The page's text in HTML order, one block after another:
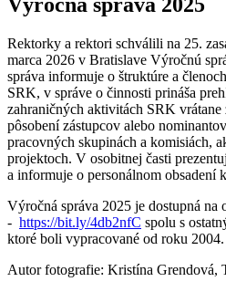
Výročná správa 2025
Rektorky a rektori schválili na 25.
marca 2026 v Bratislave Výročnú
správa informuje o štruktúre a
SRK, v správe o činnosti prináša
zahraničných aktivitách SRK
pôsobení zástupcov alebo
pracovných skupinách a komisiách,
projektoch. V osobitnej časti
a informuje o personálnom obsadení
Výročná správa 2025 je dostupná na
- https://bit.ly/4db2nfC spolu s
ktoré boli vypracované od roku 2004.
Autor fotografie: Kristína Grendová,